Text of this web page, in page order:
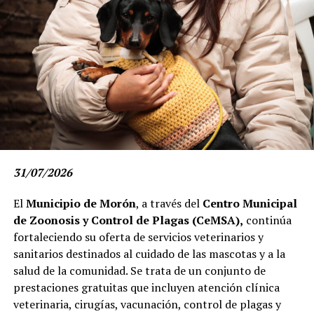
Marchena y Santa María.
A través de sus redes sociales, el senador bonaerense e
intendente en uso de licencia,Mario Ishii, convocó a los
vecinos a aprovechar la oportunidad de formación.
"Quiero invitarlos a sumarse a las diplomaturas de
la UTN que comenzarán el próximo 24 de agosto en
el Polo Universitario Internacional de José C. Paz.
Van a poder estudiar cerca de su casa, con docentes
de la UTN y el respaldo de una universidad pública
"No dejen pasar esta oportunidad. Capacitarse es
abrir nuevas puertas y nuestro compromiso es
seguir acercando herramientas para construir una
región con más oportunidades para todos",
agregó.
La llegada de la UTN al distrito es el resultado de un
31/07/2026
ElMunicipio de Morón, a través delCentro Municipal
de Zoonosis y Control de Plagas (CeMSA), continúa
fortaleciendo su oferta de servicios veterinarios y
sanitarios destinados al cuidado de las mascotas y a la
salud de la comunidad. Se trata de un conjunto de
prestaciones gratuitas que incluyen atención clínica
veterinaria, cirugías, vacunación, control de plagas y